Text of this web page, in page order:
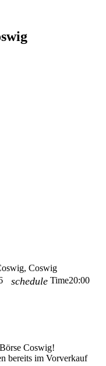
Coswig
schedule Time20:00
Coswig!
bereits im Vorverkauf